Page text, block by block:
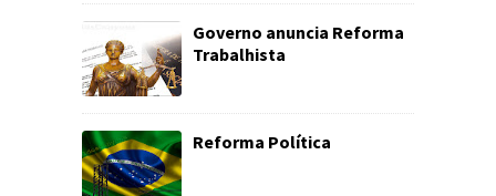
Governo anuncia Reforma
Trabalhista
Reforma Política